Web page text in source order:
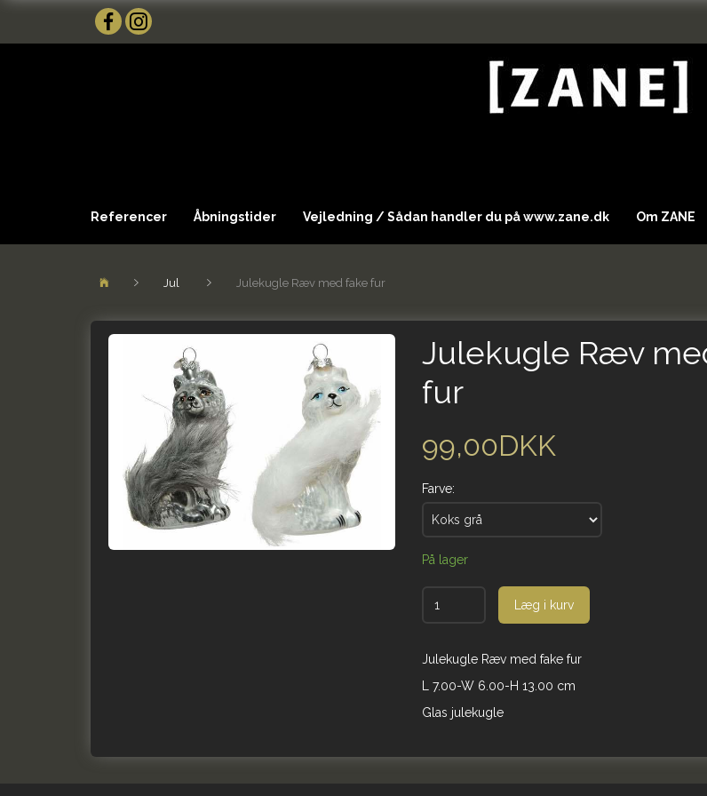
Referencer Åbningstider Vejledning / Sådan handler du på www.zane.dk Om ZANE
Jul Julekugle Ræv med fake fur
Julekugle Ræv
fur
99,00DKK
Farve:
På lager
Læg i kurv
Julekugle Ræv med fake fur
L 7.00-W 6.00-H 13.00 cm
Glas julekugle